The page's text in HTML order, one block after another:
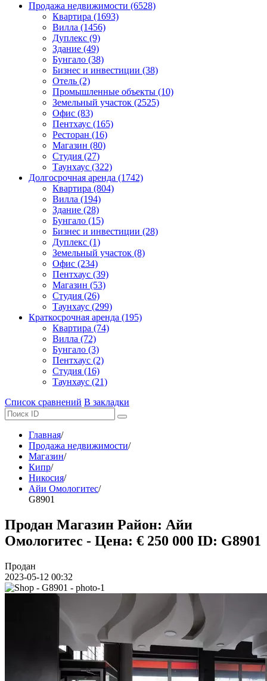
Продажа недвижимости (6528)
Квартира (1693)
Вилла (1456)
Дуплекс (9)
Здание (49)
Бунгало (38)
Бизнес и инвестиции (38)
Отель (2)
Промышленные объекты (10)
Земельный участок (2525)
Офис (83)
Пентхаус (165)
Ресторан (16)
Магазин (80)
Студия (27)
Таунхаус (322)
Долгосрочная аренда (1742)
Квартира (804)
Вилла (194)
Здание (28)
Бунгало (15)
Бизнес и инвестиции (28)
Дуплекс (1)
Земельный участок (8)
Офис (234)
Пентхаус (39)
Магазин (53)
Студия (26)
Таунхаус (299)
Краткосрочная аренда (195)
Квартира (74)
Вилла (72)
Бунгало (3)
Пентхаус (2)
Студия (16)
Таунхаус (21)
Список сравнений В закладки
Главная/
Продажа недвижимости/
Магазин/
Кипр/
Никосия/
Айи Омологитес/
G8901
Продан Магазин Район: Айи
Омологитес - Цена: € 250 000 ID: G8901
Продан
2023-05-12 00:32